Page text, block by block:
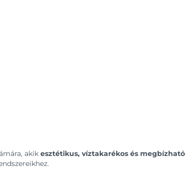
akik esztétikus, víztakarékos és megbízható